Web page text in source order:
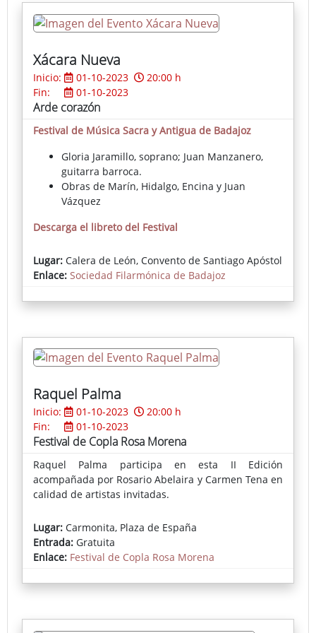
Xácara Nueva
Inicio: 01-10-2023
20:00 h
Fin:
01-10-2023
Arde corazón
Festival de Música Sacra y Antigua de Badajoz
Gloria Jaramillo, soprano; Juan Manzanero,
guitarra barroca.
Obras de Marín, Hidalgo, Encina y Juan
Vázquez
Descarga el libreto del Festival
Lugar: Calera de León, Convento de Santiago Apóstol
Enlace: Sociedad Filarmónica de Badajoz
Raquel Palma
Inicio: 01-10-2023
20:00 h
Fin:
01-10-2023
Festival de Copla Rosa Morena
Raquel Palma participa en esta II Edición
acompañada por Rosario Abelaira y Carmen Tena en
calidad de artistas invitadas.
Lugar: Carmonita, Plaza de España
Entrada: Gratuita
Enlace: Festival de Copla Rosa Morena